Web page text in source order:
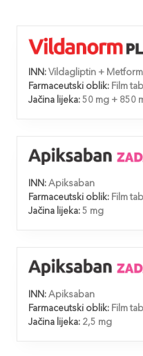
INN: Vildagliptin +
Farmaceutski oblik: Film
Jačina lijeka: 50 mg + 850
INN: Apiksaban
Farmaceutski oblik: Film
Jačina lijeka: 5 mg
INN: Apiksaban
Farmaceutski oblik: Film
Jačina lijeka: 2,5 mg